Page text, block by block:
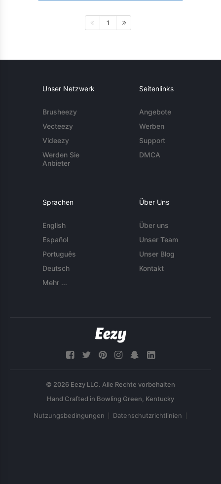
1
Unser Netzwerk
Brusheezy
Vecteezy
Videezy
Werden Sie
Anbieter
Seitenlinks
Angebote
Werben
Support
DMCA
Sprachen
English
Español
Português
Deutsch
Mehr ...
Über Uns
Über uns
Unser Team
Unser Blog
Kontakt
© 2026 Eezy LLC. Alle Rechte vorbehalten
Nutzungsbedingungen Datenschutzrichtlinien